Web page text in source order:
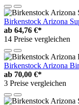
Birkenstock Arizona
ab 64,76 €*
14 Preise vergleichen
Birkenstock Arizona
ab 70,00 €*
3 Preise vergleichen